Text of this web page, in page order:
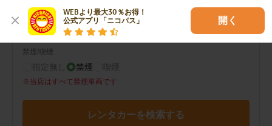
WEBより最大30％お得！
公式アプリ「ニコパス」
開く
指定なし
禁煙/喫煙
指定無し 禁煙 喫煙
※ 当店はすべて禁煙車両です
レンタカーを検索する